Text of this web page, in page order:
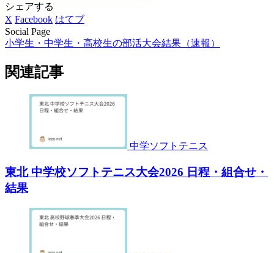
シェアする
X Facebook はてブ
Social Page
小学生・中学生・高校生の部活大会結果（速報）
関連記事
中学ソフトテニス
東北 中学校ソフトテニス大会2026 日程・組合せ・
結果